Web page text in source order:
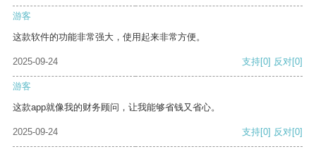
游客
这款软件的功能非常强大，使用起来非常方便。
2025-09-24 支持[0] 反对[0]
游客
这款app就像我的财务顾问，让我能够省钱又省心。
2025-09-24 支持[0] 反对[0]